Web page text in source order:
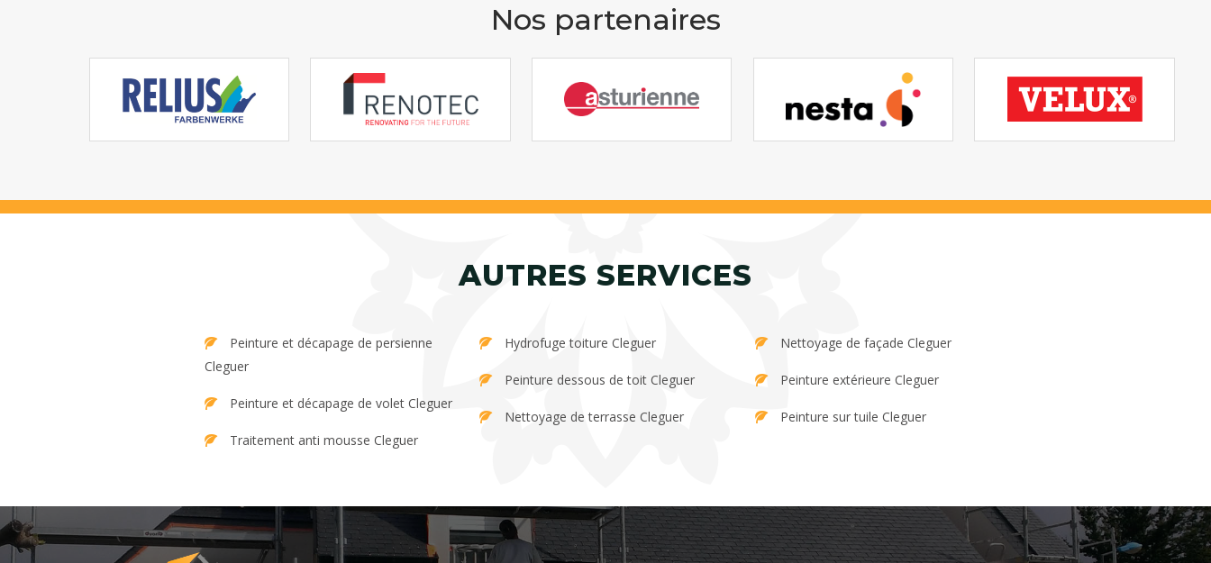
Nos partenaires
AUTRES SERVICES
Cleguer
Peinture et décapage de volet Cleguer
Traitement anti mousse Cleguer
Hydrofuge toiture Cleguer
Peinture dessous de toit Cleguer
Nettoyage de terrasse Cleguer
Nettoyage de façade Cleguer
Peinture extérieure Cleguer
Peinture sur tuile Cleguer